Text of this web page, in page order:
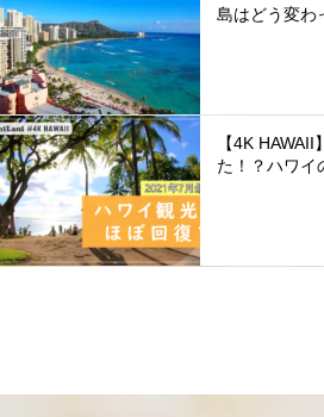
島はどう変わ
【4K
た！？ハワイ